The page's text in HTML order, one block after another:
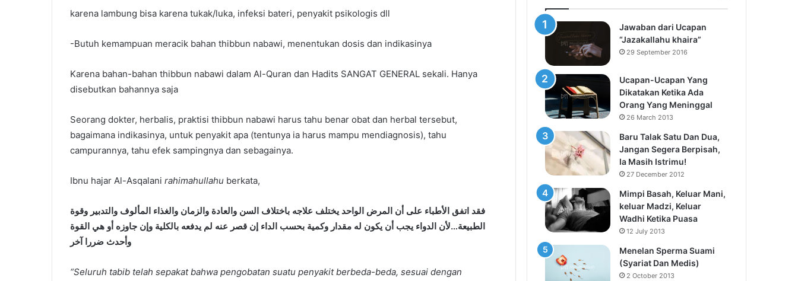
karena lambung bisa karena tukak/luka, infeksi bateri, penyakit psikologis dll
-Butuh kemampuan meracik bahan thibbun nabawi, menentukan dosis dan indikasinya
Karena bahan-bahan thibbun nabawi dalam Al-Quran dan Hadits SANGAT GENERAL sekali. Hanya
disebutkan bahannya saja
Seorang dokter, herbalis, praktisi thibbun nabawi harus tahu benar obat dan herbal tersebut,
bagaimana indikasinya, untuk penyakit apa (tentunya ia harus mampu mendiagnosis), tahu
campurannya, tahu efek sampingnya dan sebagainya.
Ibnu hajar Al-Asqalani rahimahullahu berkata,
فقد اتفق الأطباء على أن المرض الواحد يختلف علاجه باختلاف السن والعادة والزمان والغذاء المألوف والتدبير وقوة
الطبيعة…لأن الدواء يجب أن يكون له مقدار وكمية بحسب الداء إن قصر عنه لم يدفعه بالكلية وإن جاوزه أو هي القوة
وأحدث ضررا آخر
“Seluruh tabib telah sepakat bahwa pengobatan suatu penyakit berbeda-beda, sesuai dengan
Jawaban dari Ucapan
“Jazakallahu khaira”
29 September 2016
Ucapan-Ucapan Yang
Dikatakan Ketika Ada
Orang Yang Meninggal
26 March 2013
Baru Talak Satu Dan Dua,
Jangan Segera Berpisah,
Ia Masih Istrimu!
27 December 2012
Mimpi Basah, Keluar Mani,
keluar Madzi, Keluar
Wadhi Ketika Puasa
12 July 2013
Menelan Sperma Suami
(Syariat Dan Medis)
2 October 2013